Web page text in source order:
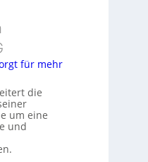
für mehr
die
um eine
und